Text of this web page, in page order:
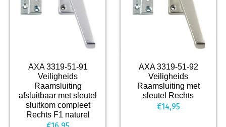
AXA 3319-51-91
Veiligheids
Raamsluiting
afsluitbaar met sleutel
sluitkom compleet
Rechts F1 naturel
AXA 3319-51-92
Veiligheids
Raamsluiting met
sleutel Rechts
€14,95